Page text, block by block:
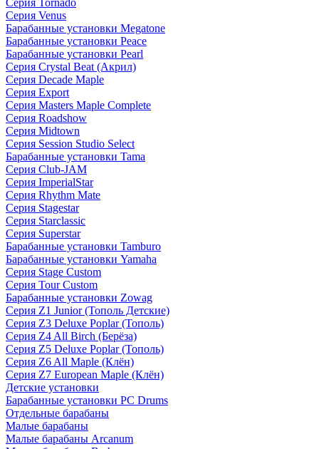
Серия Tornado
Серия Venus
Барабанные установки Megatone
Барабанные установки Peace
Барабанные установки Pearl
Серия Crystal Beat (Акрил)
Серия Decade Maple
Серия Export
Серия Masters Maple Complete
Серия Roadshow
Серия Midtown
Серия Session Studio Select
Барабанные установки Tama
Серия Club-JAM
Серия ImperialStar
Серия Rhythm Mate
Серия Stagestar
Серия Starclassic
Серия Superstar
Барабанные установки Tamburo
Барабанные установки Yamaha
Серия Stage Custom
Серия Tour Custom
Барабанные установки Zowag
Серия Z1 Junior (Тополь Детские)
Серия Z3 Deluxe Poplar (Тополь)
Серия Z4 All Birch (Берёза)
Серия Z5 Deluxe Poplar (Тополь)
Серия Z6 All Maple (Клён)
Серия Z7 European Maple (Клён)
Детские установки
Барабанные установки PC Drums
Отдельные барабаны
Малые барабаны
Малые барабаны Arcanum